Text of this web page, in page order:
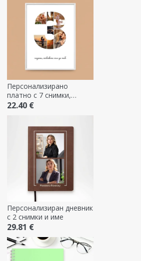
Персонализирано
платно с 7 снимки,
модел номер 3 и
22.40 €
Персонализиран дневник
с 2 снимки и име
29.81 €